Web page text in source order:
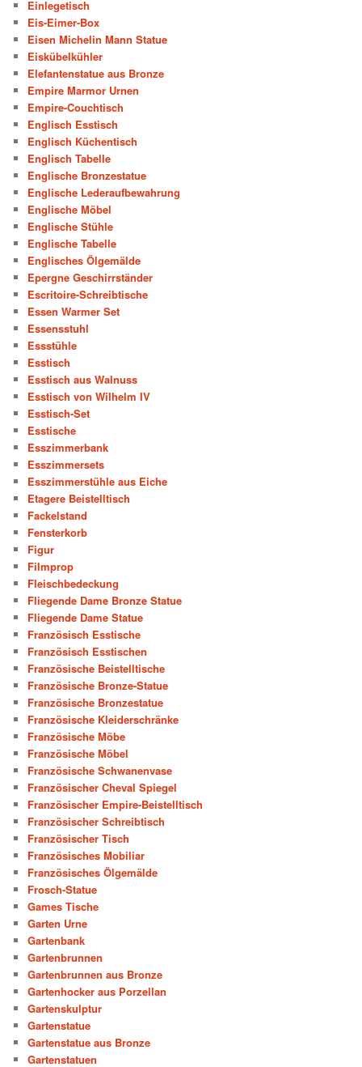
Einlegetisch
Eis-Eimer-Box
Eisen Michelin Mann Statue
Eiskübelkühler
Elefantenstatue aus Bronze
Empire Marmor Urnen
Empire-Couchtisch
Englisch Esstisch
Englisch Küchentisch
Englisch Tabelle
Englische Bronzestatue
Englische Lederaufbewahrung
Englische Möbel
Englische Stühle
Englische Tabelle
Englisches Ölgemälde
Epergne Geschirrständer
Escritoire-Schreibtische
Essen Warmer Set
Essensstuhl
Essstühle
Esstisch
Esstisch aus Walnuss
Esstisch von Wilhelm IV
Esstisch-Set
Esstische
Esszimmerbank
Esszimmersets
Esszimmerstühle aus Eiche
Etagere Beistelltisch
Fackelstand
Fensterkorb
Figur
Filmprop
Fleischbedeckung
Fliegende Dame Bronze Statue
Fliegende Dame Statue
Französisch Esstische
Französisch Esstischen
Französische Beistelltische
Französische Bronze-Statue
Französische Bronzestatue
Französische Kleiderschränke
Französische Möbe
Französische Möbel
Französische Schwanenvase
Französischer Cheval Spiegel
Französischer Empire-Beistelltisch
Französischer Schreibtisch
Französischer Tisch
Französisches Mobiliar
Französisches Ölgemälde
Frosch-Statue
Games Tische
Garten Urne
Gartenbank
Gartenbrunnen
Gartenbrunnen aus Bronze
Gartenhocker aus Porzellan
Gartenskulptur
Gartenstatue
Gartenstatue aus Bronze
Gartenstatuen